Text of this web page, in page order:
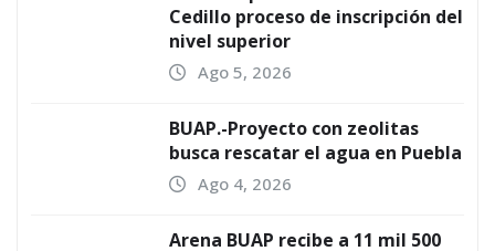
Cedillo proceso de inscripción del
nivel superior
Ago 5, 2026
BUAP.-Proyecto con zeolitas
busca rescatar el agua en Puebla
Ago 4, 2026
Arena BUAP recibe a 11 mil 500